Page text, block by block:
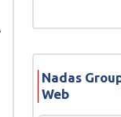
Nadas
Web